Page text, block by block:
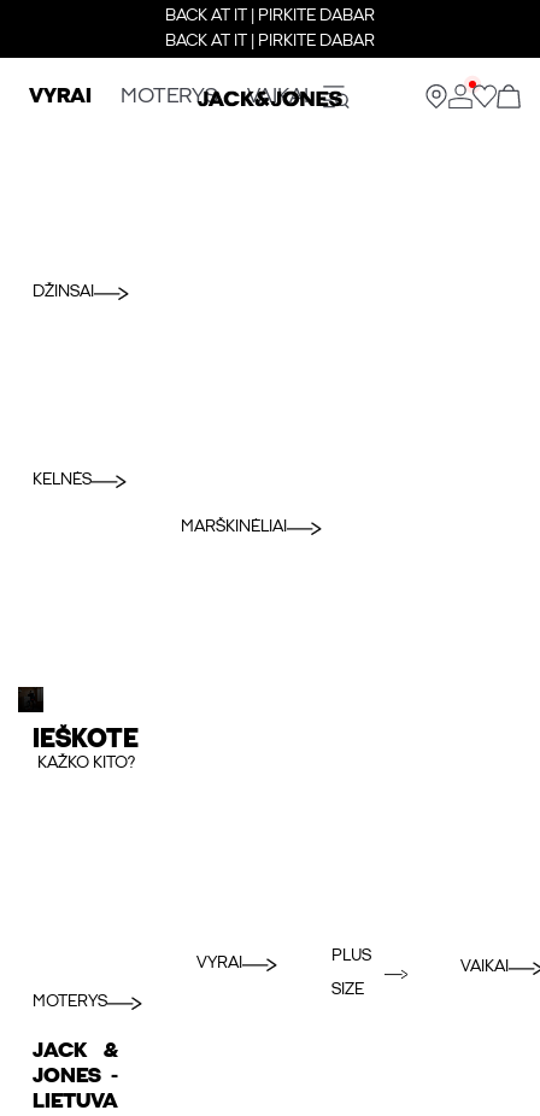
BACK AT IT | PIRKITE DABAR
BACK AT IT | PIRKITE DABAR
VYRAI MOTERYS VAIKAI
DŽINSAI
KELNĖS
MARŠKINĖLIAI
IEŠKOTE
KAŽKO KITO?
MOTERYS
VYRAI
PLUS
SIZE
VAIKAI
JACK &
JONES -
LIETUVA